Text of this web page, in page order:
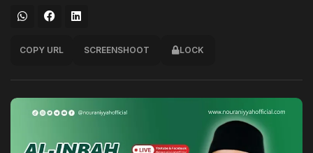
COPY URL SCREENSHOOT LOCK